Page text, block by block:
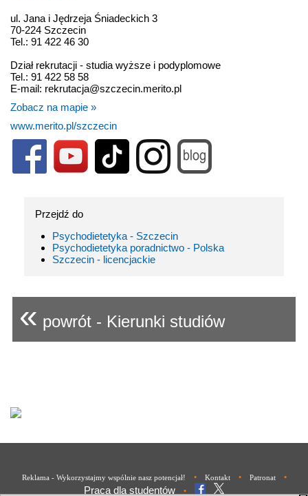
ul. Jana i Jędrzeja Śniadeckich 3
70-224 Szczecin
Tel.: 91 422 46 30
Dział rekrutacji - studia wyższe i podyplomowe
Tel.: 91 422 58 58
E-mail: rekrutacja@szczecin.merito.pl
Zobacz na mapie »
www.merito.pl/szczecin
Przejdź do
Psychodietetyka - Szczecin
Psychodietetyka poradnictwo - Polska
Szczecin - licencjackie
« powrót - Kierunki studiów
Reklama - Wykorzystajmy wspólnie nasz potencjał! • Kontakt • Patronat •
Praca dla studentów •